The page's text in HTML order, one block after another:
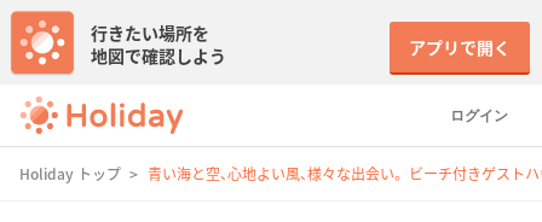
ログイン
行きたい場所を
地図で確認しよう
アプリで開く
Holiday トップ 青い海と空、心地よい風、様々な出会い。 ビーチ付きゲスト